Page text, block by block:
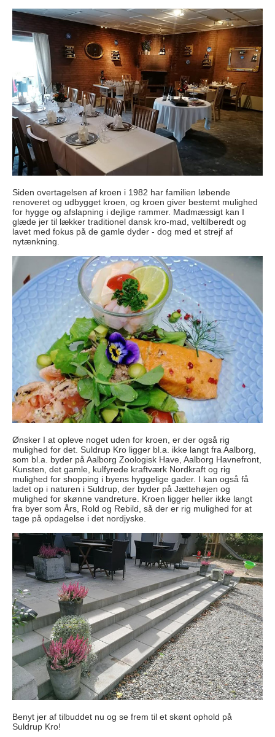
Siden overtagelsen af kroen i 1982 har familien løbende
renoveret og udbygget kroen, og kroen giver bestemt mulighed
for hygge og afslapning i dejlige rammer. Madmæssigt kan I
glæde jer til lækker traditionel dansk kro-mad, veltilberedt og
lavet med fokus på de gamle dyder - dog med et strejf af
nytænkning.
Ønsker I at opleve noget uden for kroen, er der også rig
mulighed for det. Suldrup Kro ligger bl.a. ikke langt fra Aalborg,
som bl.a. byder på Aalborg Zoologisk Have, Aalborg Havnefront,
Kunsten, det gamle, kulfyrede kraftværk Nordkraft og rig
mulighed for shopping i byens hyggelige gader. I kan også få
ladet op i naturen i Suldrup, der byder på Jættehøjen og
mulighed for skønne vandreture. Kroen ligger heller ikke langt
fra byer som Års, Rold og Rebild, så der er rig mulighed for at
tage på opdagelse i det nordjyske.
Benyt jer af tilbuddet nu og se frem til et skønt ophold på
Suldrup Kro!